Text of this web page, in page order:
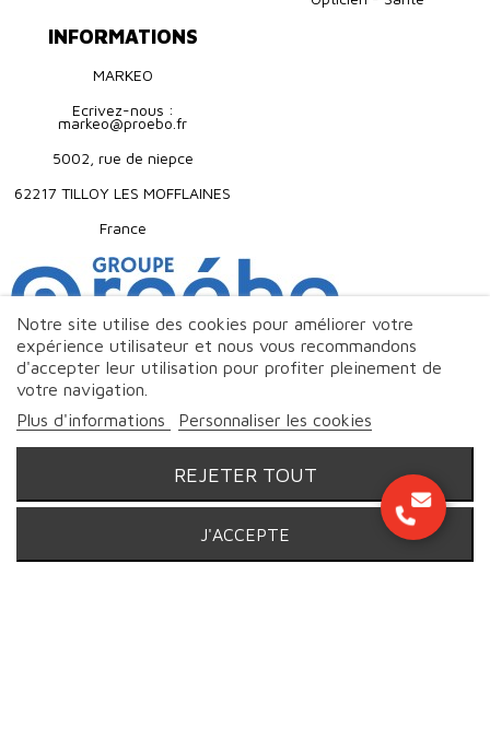
INFORMATIONS
MARKEO
Ecrivez-nous :
markeo@proebo.fr
5002, rue de niepce
62217 TILLOY LES MOFFLAINES
France
Notre site utilise des cookies pour améliorer votre
expérience utilisateur et nous vous recommandons
d'accepter leur utilisation pour profiter pleinement de
votre navigation.
Plus d'informations
Personnaliser les cookies
REJETER TOUT
J'ACCEPTE
© Markeo - 2026 | Tous droits réservés